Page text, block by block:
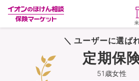
ランキングから探す
保険を比較する
＼ ユーザーに選ば
51歳女性
定期保